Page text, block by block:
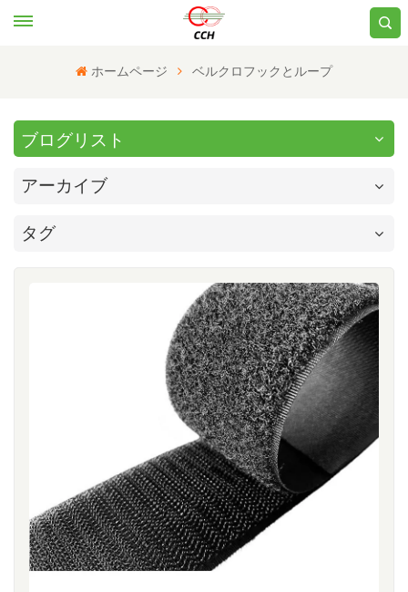
ホームページ ベルクロフックとループ
ブログリスト
アーカイブ
タグ